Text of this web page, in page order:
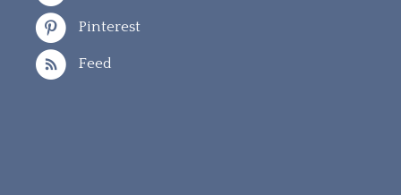
Pinterest
Feed